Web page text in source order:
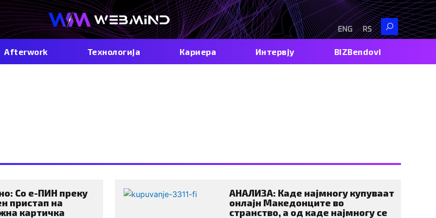
RS
ENG
Search
Afterwork Технологија Кариера Интервју BIZBendovi
Со е-ПИН преку
пристап на
картичка
АНАЛИЗА: Каде најмногу купуваат
онлајн Македонците во
странство, а од каде најмногу се